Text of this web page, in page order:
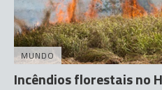
MUNDO
Incêndios florestais no